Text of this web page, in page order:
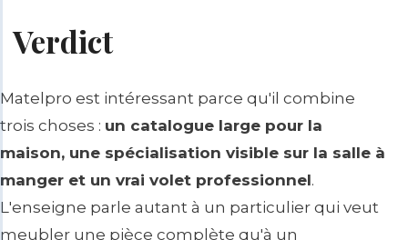
Verdict
Matelpro est intéressant parce qu'il combine
trois choses : un catalogue large pour la
maison, une spécialisation visible sur la salle à
manger et un vrai volet professionnel.
L'enseigne parle autant à un particulier qui veut
meubler une pièce complète qu'à un